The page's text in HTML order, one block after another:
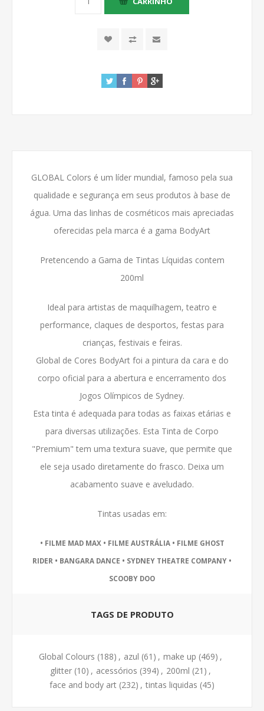
GLOBAL Colors é um líder mundial, famoso pela sua
qualidade e segurança em seus produtos à base de
água. Uma das linhas de cosméticos mais apreciadas
oferecidas pela marca é a gama BodyArt
Pretencendo a Gama de Tintas Líquidas contem
200ml
Ideal para artistas de maquilhagem, teatro e
performance, claques de desportos, festas para
crianças, festivais e feiras.
Global de Cores BodyArt foi a pintura da cara e do
corpo oficial para a abertura e encerramento dos
Jogos Olímpicos de Sydney.
Esta tinta é adequada para todas as faixas etárias e
para diversas utilizações. Esta Tinta de Corpo
"Premium" tem uma textura suave, que permite que
ele seja usado diretamente do frasco. Deixa um
acabamento suave e aveludado.
Tintas usadas em:
• FILME MAD MAX • FILME AUSTRÁLIA • FILME GHOST
RIDER • BANGARA DANCE • SYDNEY THEATRE COMPANY •
SCOOBY DOO
TAGS DE PRODUTO
Global Colours (188) , azul (61) , make up (469) ,
glitter (10) , acessórios (394) , 200ml (21) ,
face and body art (232) , tintas liquidas (45)